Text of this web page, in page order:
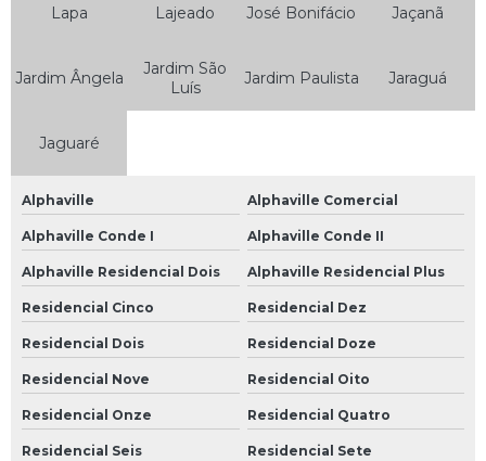
Bateria Moura 100ah
Bateria Moura 150
Bateria Moura 48 Amperes
Bateria Moura 60 a
Bateria Moura 60 Amperes
Bateria Moura 60 Ap
Bateria Moura 60a
Bateria Moura 60ah
Bateria Moura 60h
Lapa Lajeado José Bonifácio Jaçanã
Jardim Ângela
Jardim São
Luís
Jardim Paulista Jaraguá
Jaguaré
Alphaville Alphaville Comercial
Alphaville Conde I Alphaville Conde II
Alphaville Residencial Dois Alphaville Residencial Plus
Residencial Cinco Residencial Dez
Residencial Dois Residencial Doze
Residencial Nove Residencial Oito
Residencial Onze Residencial Quatro
Residencial Seis Residencial Sete